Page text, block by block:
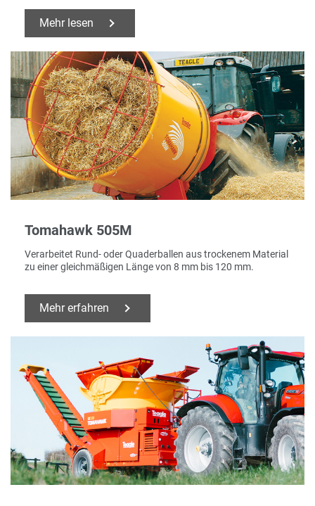
Mehr lesen
Tomahawk 505M
Verarbeitet Rund- oder Quaderballen aus trockenem Material
zu einer gleichmäßigen Länge von 8 mm bis 120 mm.
Mehr erfahren